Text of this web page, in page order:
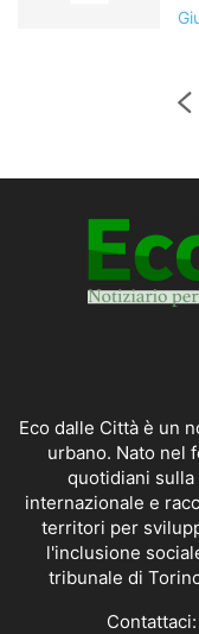
Eco dalle Città è un
urbano. Nato nel
quotidiani sulla
internazionale e
territori per
l'inclusione
tribunale di
Contattaci: